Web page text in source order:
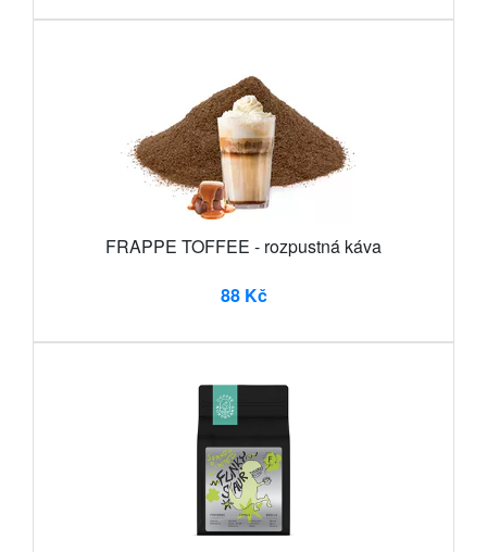
FRAPPE TOFFEE - rozpustná káva
88 Kč